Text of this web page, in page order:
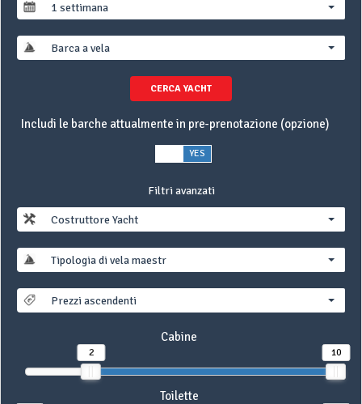
1 settimana
Barca a vela
CERCA YACHT
Includi le barche attualmente in pre-prenotazione (opzione)
YES
Filtri avanzati
Costruttore Yacht
Tipologia di vela maestra
Prezzi ascendenti
Cabine
2 10
Toilette